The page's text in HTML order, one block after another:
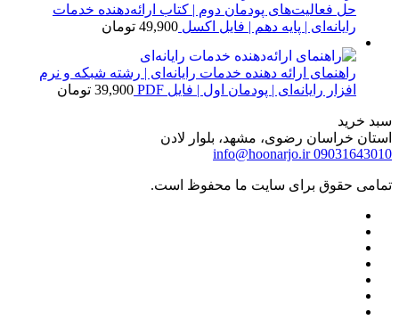
حل فعالیت‌های پودمان دوم | کتاب ارائه‌دهنده خدمات
رایانه‌ای | پایه دهم | فایل اکسل 49,900 تومان
راهنمای ارائه دهنده خدمات رایانه‌ای | رشته شبکه و نرم
افزار رایانه‌ای | پودمان اول | فایل PDF
39,900 تومان
سبد خرید
استان خراسان رضوی، مشهد، بلوار لادن
09031643010
info@hoonarjo.ir
تمامی حقوق برای سایت ما محفوظ است.